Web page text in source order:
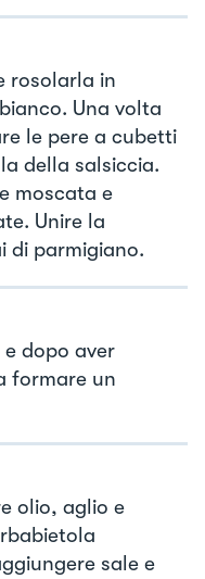
rosolarla in
Una volta
le pere a cubetti
della salsiccia.
moscata e
Unire la
di parmigiano.
dopo aver
formare un
olio, aglio e
sale e